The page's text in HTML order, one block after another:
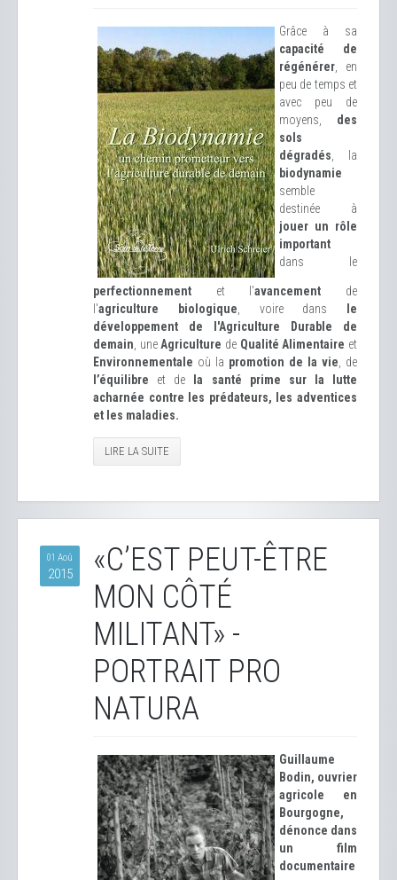
Grâce à sa
capacité de
régénérer , en
peu de temps et
avec peu de
moyens, des
sols
dégradés , la
biodynamie
semble
destinée à
jouer un rôle
important
dans le
perfectionnement et l'avancement de
l'agriculture biologique , voire dans
le
développement de l'Agriculture Durable de
demain , une Agriculture de Qualité Alimentaire et
Environnementale où la promotion de la vie , de
l’équilibre et de
la santé prime sur la lutte
acharnée contre les prédateurs, les adventices
et les maladies.
LIRE LA SUITE
01 Aoû
2015
«C’EST PEUT-ÊTRE
MON CÔTÉ
MILITANT» -
PORTRAIT PRO
NATURA
Guillaume
Bodin, ouvrier
agricole en
Bourgogne,
dénonce dans
un film
documentaire